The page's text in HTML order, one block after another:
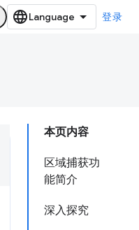
登录
本页内容
区域捕获功
能简介
深入探究